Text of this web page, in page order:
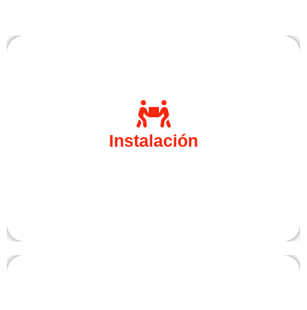
Instalación
instalación
sus equipos, no dude en contactar con nuestro
Servicio Técnico Jávea
, acudiremos al instante en